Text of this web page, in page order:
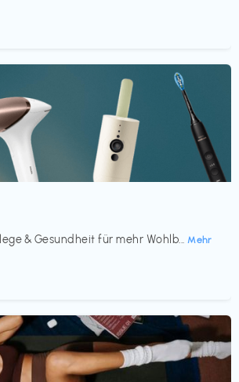
& Gesundheit für mehr Wohlb... Mehr